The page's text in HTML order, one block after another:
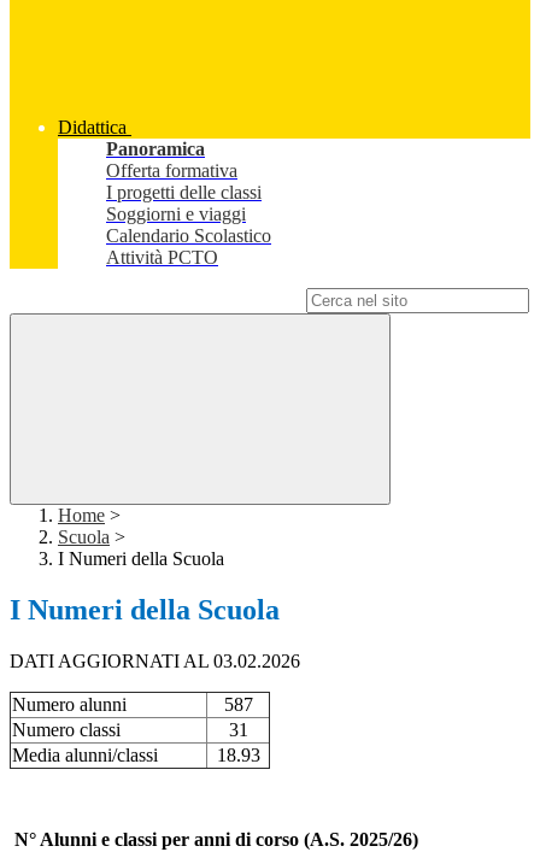
Didattica
Panoramica
Offerta formativa
I progetti delle classi
Soggiorni e viaggi
Calendario Scolastico
Attività PCTO
Home >
Scuola >
I Numeri della Scuola
I Numeri della Scuola
DATI AGGIORNATI AL 03.02.2026
Numero alunni
587
Numero classi
31
Media alunni/classi
18.93
N° Alunni e classi per anni di corso (A.S. 2025/26)